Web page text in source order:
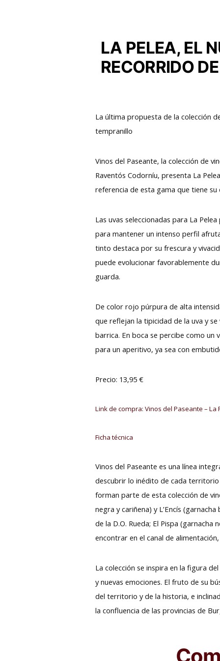
LA PELEA, EL
RECORRIDO
La última propuesta de la colección
tempranillo
Vinos del Paseante, la colección de
Raventós Codorníu, presenta La
referencia de esta gama que tiene su
Las uvas seleccionadas para La
para mantener un intenso perfil
tinto destaca por su frescura y
puede evolucionar favorablemente
guarda.
De color rojo púrpura de alta
que reflejan la tipicidad de la uva y
barrica. En boca se percibe como un
para un aperitivo, ya sea con
Precio: 13,95 €
Link de compra: Vinos del Paseante –
Ficha técnica
Vinos del Paseante es una línea
descubrir lo inédito de cada territorio
forman parte de esta colección de
negra y cariñena) y L’Encís
de la D.O. Rueda; El Pispa (garnacha
encontrar en el canal de
La colección se inspira en la figura
y nuevas emociones. El fruto de su
del territorio y de la historia, e
la confluencia de las provincias de